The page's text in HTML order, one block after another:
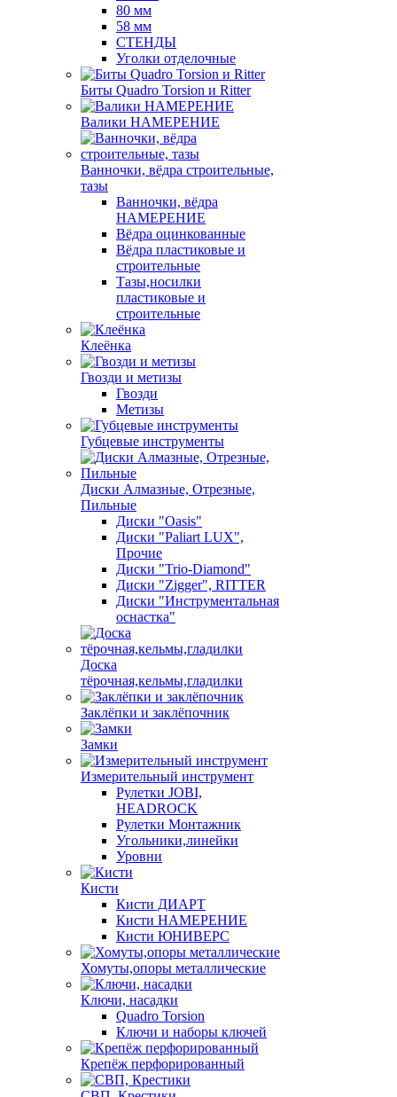
80 мм
58 мм
СТЕНДЫ
Уголки отделочные
Биты Quadro Torsion и Ritter
Валики НАМЕРЕНИЕ
Ванночки, вёдра строительные,
тазы
Ванночки, вёдра
НАМЕРЕНИЕ
Вёдра оцинкованные
Вёдра пластиковые и
строительные
Тазы,носилки
пластиковые и
строительные
Клеёнка
Гвозди и метизы
Гвозди
Метизы
Губцевые инструменты
Диски Алмазные, Отрезные,
Пильные
Диски "Oasis"
Диски "Paliart LUX",
Прочие
Диски "Trio-Diamond"
Диски "Zigger", RITTER
Диски "Инструментальная
оснастка"
Доска
тёрочная,кельмы,гладилки
Заклёпки и заклёпочник
Замки
Измерительный инструмент
Рулетки JOBI,
HEADROCK
Рулетки Монтажник
Угольники,линейки
Уровни
Кисти
Кисти ДИАРТ
Кисти НАМЕРЕНИЕ
Кисти ЮНИВЕРС
Хомуты,опоры металлические
Ключи, насадки
Quadro Torsion
Ключи и наборы ключей
Крепёж перфорированный